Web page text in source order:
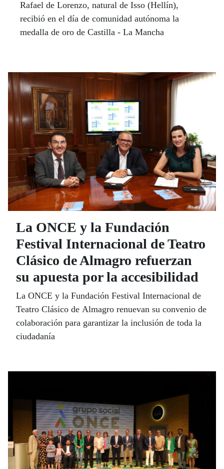
Rafael de Lorenzo, natural de Isso (Hellín),
recibió en el día de comunidad autónoma la
medalla de oro de Castilla - La Mancha
La ONCE y la Fundación
Festival Internacional de Teatro
Clásico de Almagro refuerzan
su apuesta por la accesibilidad
La ONCE y la Fundación Festival Internacional de
Teatro Clásico de Almagro renuevan su convenio de
colaboración para garantizar la inclusión de toda la
ciudadanía